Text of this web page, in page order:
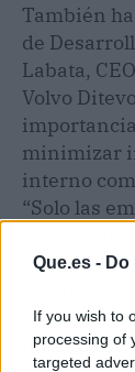
Que.es -
If you wish to
processing of
targeted
También
de
Labata,
Volvo
minimizar
interno
“Solo las
apuesta